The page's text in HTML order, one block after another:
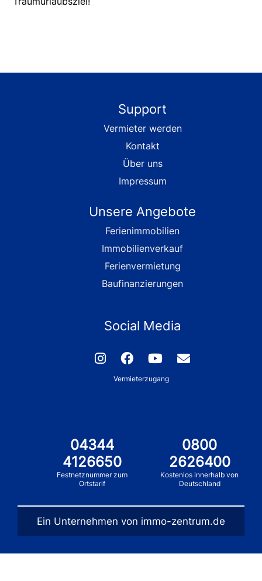
Support
Vermieter werden
Kontakt
Über uns
Impressum
Unsere Angebote
Ferienimmobilien
Immobilienverkauf
Ferienvermietung
Baufinanzierungen
Social Media
Vermieterzugang
04344
4126650
Festnetznummer zum
Ortstarif
0800
2626400
Kostenlos innerhalb von
Deutschland
Ein Unternehmen von immo-zentrum.de